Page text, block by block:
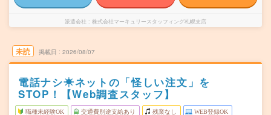
派遣会社 株式会社マーキュリースタッフィング札幌支店
未読 掲載日 2026/08/07
電話ナシ☀ネットの「怪しい注文」を
STOP！【Web調査スタッフ】
職種未経験OK 交通費別途支給あり 残業なし WEB登録OK